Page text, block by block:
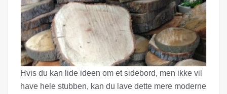
Hvis du kan lide ideen om et sidebord, men ikke vil
have hele stubben, kan du lave dette mere moderne